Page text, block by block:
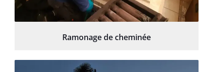
Ramonage de cheminée